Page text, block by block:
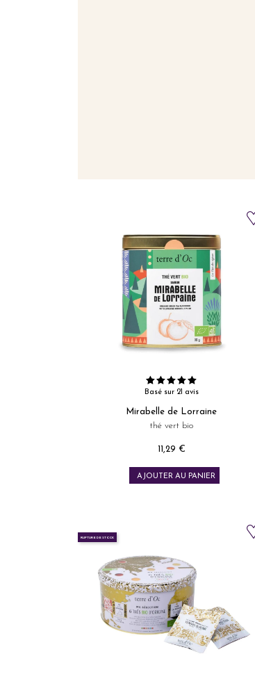
Basé sur 21 avis
Mirabelle de Lorraine
thé vert bio
Prix
11,29 €
AJOUTER AU PANIER
RUPTURE DE STOCK